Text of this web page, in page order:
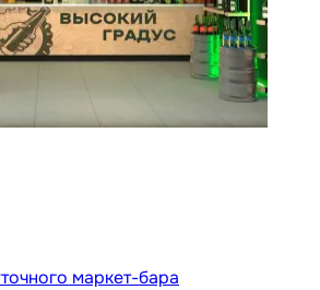
маркет-бара